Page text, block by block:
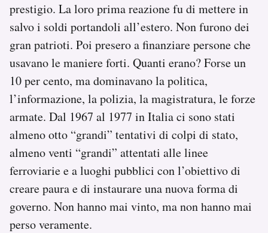
prestigio. La loro prima reazione fu di mettere in
salvo i soldi portandoli all’estero. Non furono dei
gran patrioti. Poi presero a finanziare persone che
usavano le maniere forti. Quanti erano? Forse un
10 per cento, ma dominavano la politica,
l’informazione, la polizia, la magistratura, le forze
armate. Dal 1967 al 1977 in Italia ci sono stati
almeno otto “grandi” tentativi di colpi di stato,
almeno venti “grandi” attentati alle linee
ferroviarie e a luoghi pubblici con l’obiettivo di
creare paura e di instaurare una nuova forma di
governo. Non hanno mai vinto, ma non hanno mai
perso veramente.